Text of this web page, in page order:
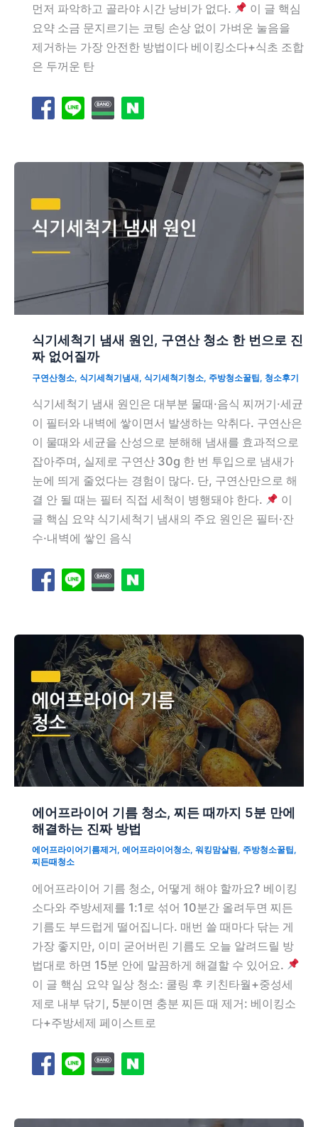
먼저 파악하고 골라야 시간 낭비가 없다.
이 글 핵심
요약 소금 문지르기는 코팅 손상 없이 가벼운 눌음을
제거하는 가장 안전한 방법이다 베이킹소다+식초 조합
은 두꺼운 탄
식기세척기 냄새 원인, 구연산 청소 한 번으로 진
짜 없어질까
구연산청소, 식기세척기냄새 , 식기세척기청소, 주방청소꿀팁 , 청소후기
식기세척기 냄새 원인은 대부분 물때·음식 찌꺼기·세균
이 필터와 내벽에 쌓이면서 발생하는 악취다. 구연산은
이 물때와 세균을 산성으로 분해해 냄새를 효과적으로
잡아주며, 실제로 구연산 30g 한 번 투입으로 냄새가
눈에 띄게 줄었다는 경험이 많다. 단, 구연산만으로 해
결 안 될 때는 필터 직접 세척이 병행돼야 한다.
이
글 핵심 요약 식기세척기 냄새의 주요 원인은 필터·잔
수·내벽에 쌓인 음식
에어프라이어 기름 청소, 찌든 때까지 5분 만에
해결하는 진짜 방법
에어프라이어기름제거 , 에어프라이어청소, 워킹맘살림 , 주방청소꿀팁 ,
찌든때청소
에어프라이어 기름 청소, 어떻게 해야 할까요? 베이킹
소다와 주방세제를 1:1로 섞어 10분간 올려두면 찌든
기름도 부드럽게 떨어집니다. 매번 쓸 때마다 닦는 게
가장 좋지만, 이미 굳어버린 기름도 오늘 알려드릴 방
법대로 하면 15분 안에 말끔하게 해결할 수 있어요.
이 글 핵심 요약 일상 청소: 쿨링 후 키친타월+중성세
제로 내부 닦기, 5분이면 충분 찌든 때 제거: 베이킹소
다+주방세제 페이스트로